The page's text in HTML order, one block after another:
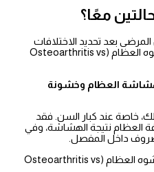
معًا؟
بعد تحديد الاختلافات
والفرق بين هشاشة العظام وتشوه العظام (Osteoarthritis vs
العظام وخشونة
خاصة عند كبار السن. فقد
العظام نتيجة الهشاشة، وفي
داخل المفصل.